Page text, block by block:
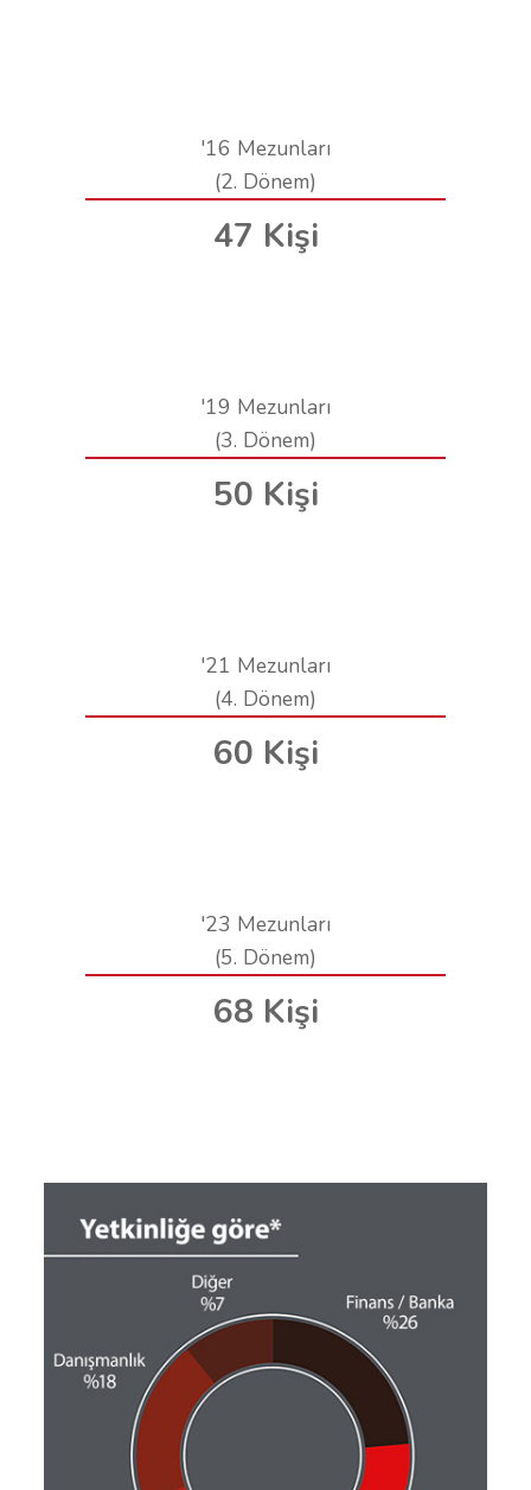
'16 Mezunları
(2. Dönem)
47 Kişi
'19 Mezunları
(3. Dönem)
50 Kişi
'21 Mezunları
(4. Dönem)
60 Kişi
'23 Mezunları
(5. Dönem)
68 Kişi